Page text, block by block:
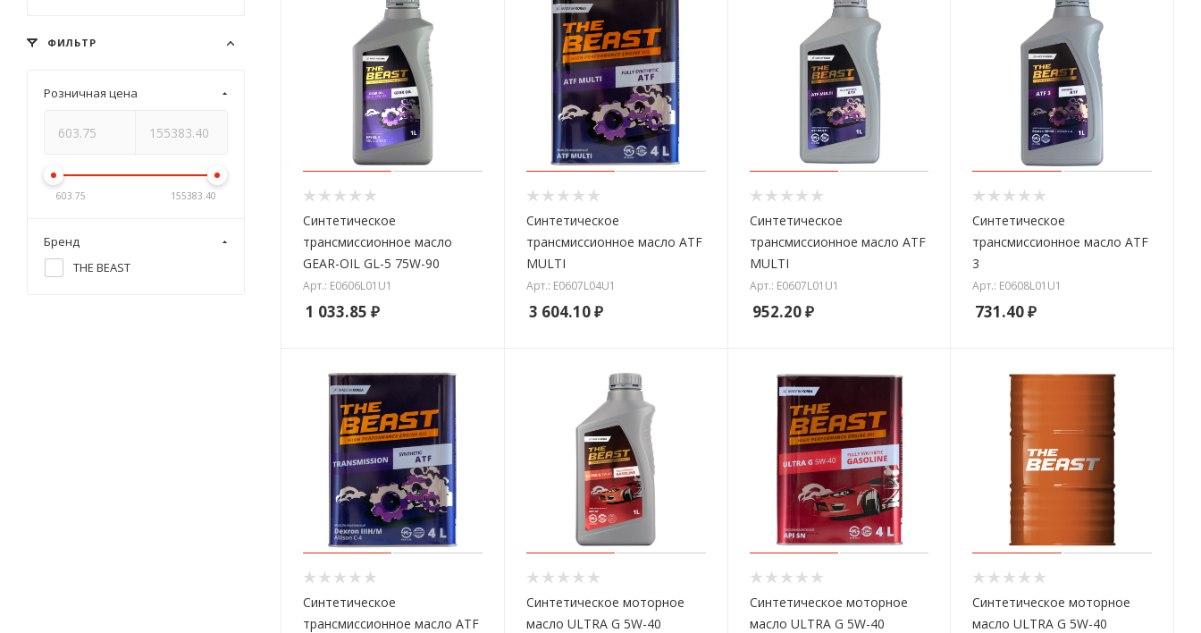
Синтетическое
трансмиссионное масло
GEAR-OIL GL-5 75W-90
Арт.: E0606L01U1
1 033.85 ₽
Синтетическое
трансмиссионное масло ATF
MULTI
Арт.: E0607L04U1
3 604.10₽
Синтетическое
трансмиссионное масло ATF
MULTI
Арт.: E0607L01U1
952.20₽
Синтетическое
трансмиссионное масло ATF
3
Арт.: E0608L01U1
731.40₽
Синтетическое
трансмиссионное масло ATF
Синтетическое моторное
масло ULTRA G 5W-40
Синтетическое моторное
масло ULTRA G 5W-40
Синтетическое моторное
масло ULTRA G 5W-40
ФИЛЬТР
Розничная цена
603.75 155383.40
Бренд
THE BEAST